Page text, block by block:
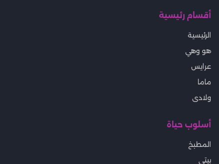
أقسام رئيسية
الرئيسية
هو وهي
عرايس
ماما
ولادى
أسلوب حياة
المطبخ
بيتى